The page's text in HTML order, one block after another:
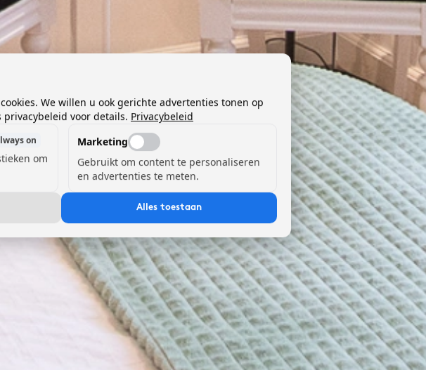
We willen u ook gerichte advertenties tonen op
voor details. Privacybeleid
on
om
Marketing
Gebruikt om content te personaliseren
en advertenties te meten.
Alles toestaan